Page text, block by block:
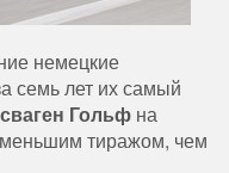
немецкие
семь лет их самый
Гольф на
тиражом, чем